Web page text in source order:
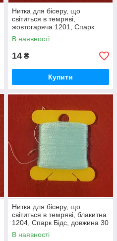
Нитка для бісеру, що
світиться в темряві,
жовтогаряча 1201, Спарк
Бідс, довжина 30 метрів
В наявності
14 ₴
Купити
Нитка для бісеру, що
світиться в темряві, блакитна
1204, Спарк Бідс, довжина 30
метрів
В наявності